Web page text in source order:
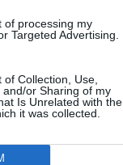
of processing my
Targeted Advertising.
Collection, Use,
and/or Sharing of my
Is Unrelated with the
it was collected.
X